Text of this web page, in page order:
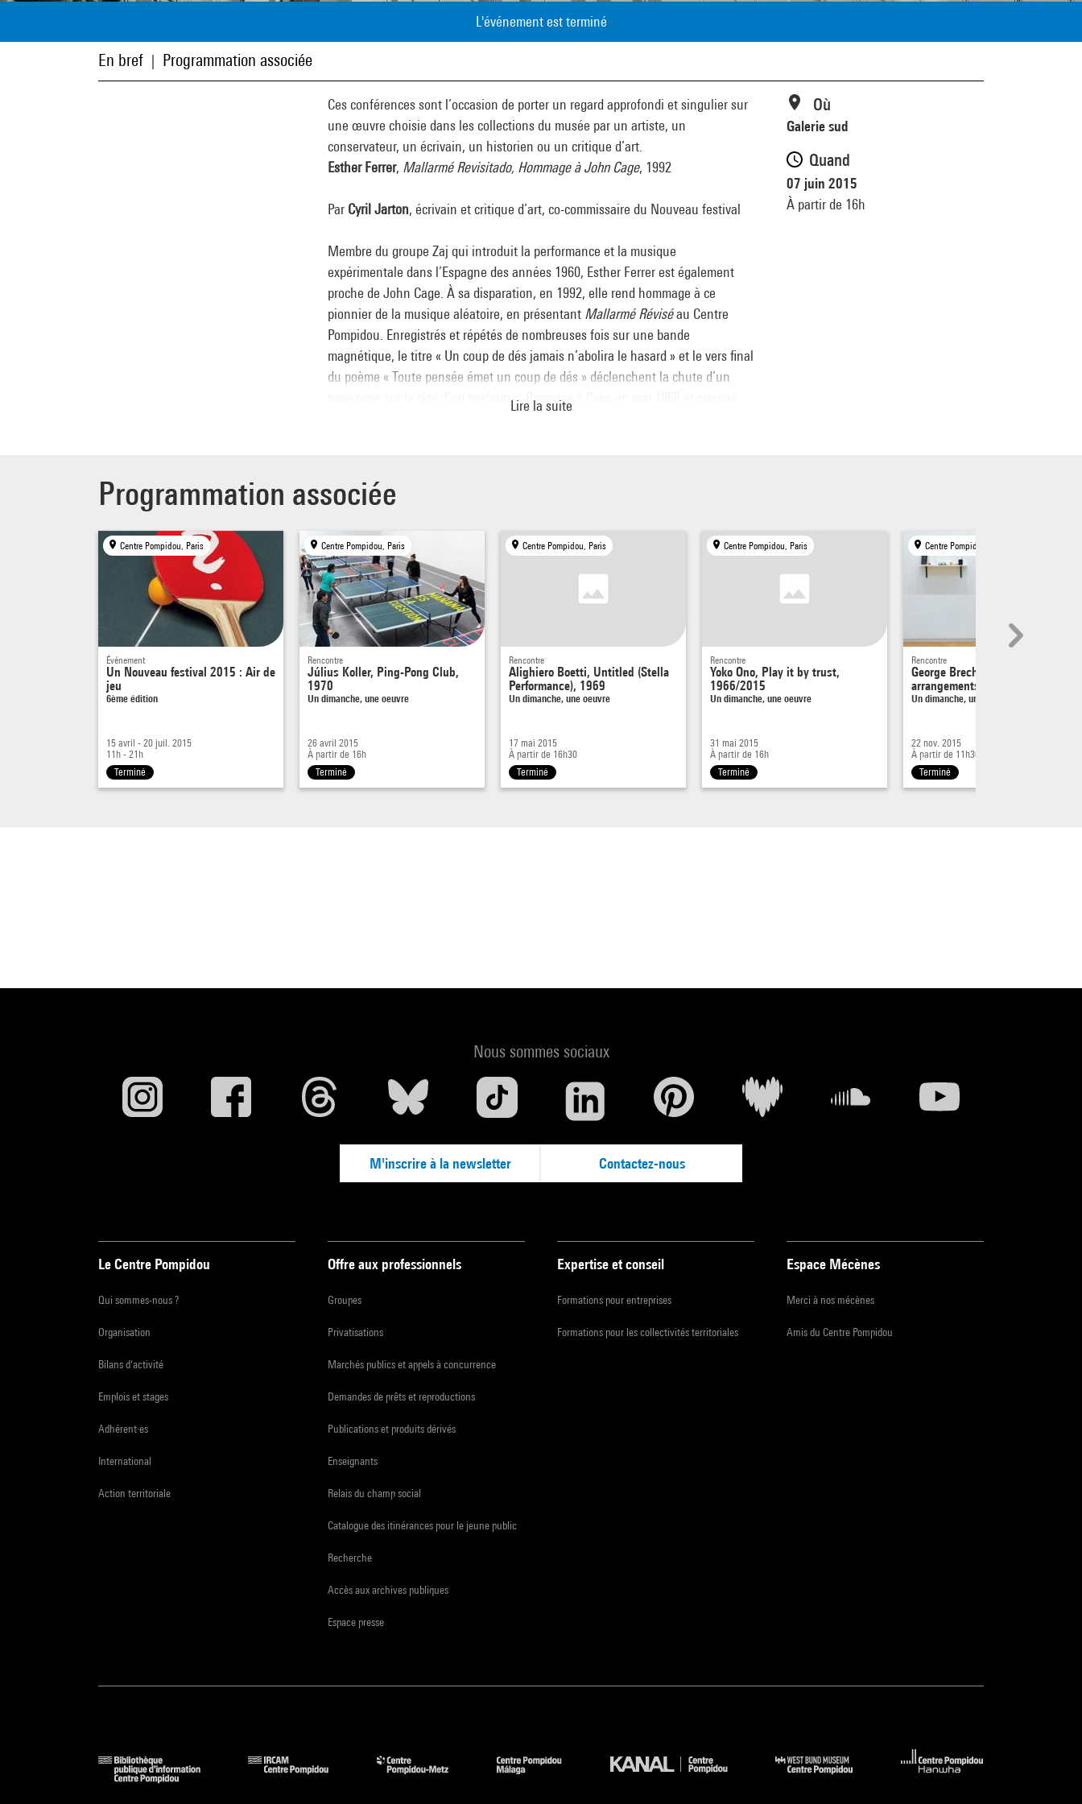
L'événement est terminé
En bref Programmation associée
Ces conférences sont l’occasion de porter un regard approfondi et singulier sur
une œuvre choisie dans les collections du musée par un artiste, un
conservateur, un écrivain, un historien ou un critique d’art.
Esther Ferrer, Mallarmé Revisitado, Hommage à John Cage, 1992
Par Cyril Jarton, écrivain et critique d’art, co-commissaire du Nouveau festival
Membre du groupe Zaj qui introduit la performance et la musique
expérimentale dans l’Espagne des années 1960, Esther Ferrer est également
proche de John Cage. À sa disparation, en 1992, elle rend hommage à ce
pionnier de la musique aléatoire, en présentant Mallarmé Réviséau Centre
Pompidou. Enregistrés et répétés de nombreuses fois sur une bande
magnétique, le titre « Un coup de dés jamais n’abolira le hasard » et le vers final
du poème « Toute pensée émet un coup de dés » déclenchent la chute d’un
pavé posé sur la tête d’un performer. Ramassé à Paris en mai 1968 et marqué
Lire la suite
Où
Galerie sud
Quand
07 juin 2015
À partir de 16h
Programmation associée
Centre Pompidou, Paris
Événement
Un Nouveau festival 2015 : Air de
jeu
6ème édition
15 avril - 20 juil. 2015
11h - 21h
Terminé
Centre Pompidou, Paris
Rencontre
Július Koller, Ping-Pong Club,
1970
Un dimanche, une oeuvre
26 avril 2015
À partir de 16h
Terminé
Centre Pompidou, Paris
Rencontre
Alighiero Boetti, Untitled (Stella
Performance), 1969
Un dimanche, une oeuvre
17 mai 2015
À partir de 16h30
Terminé
Centre Pompidou, Paris
Rencontre
Yoko Ono, Play it by trust,
1966/2015
Un dimanche, une oeuvre
31 mai 2015
À partir de 16h
Terminé
Centre Pompidou, Paris
Rencontre
George Brecht, Three
arrangements, 1962-1973
Un dimanche, une oeuvre
22 nov. 2015
À partir de 11h30
Terminé
Nous sommes sociaux
M'inscrire à la newsletter Contactez-nous
Le Centre Pompidou
Qui sommes-nous ?
Organisation
Bilans d'activité
Emplois et stages
Adhérent·es
International
Action territoriale
Offre aux professionnels
Groupes
Privatisations
Marchés publics et appels à concurrence
Demandes de prêts et reproductions
Publications et produits dérivés
Enseignants
Relais du champ social
Catalogue des itinérances pour le jeune public
Recherche
Accès aux archives publiques
Espace presse
Expertise et conseil
Formations pour entreprises
Formations pour les collectivités territoriales
Espace Mécènes
Merci à nos mécènes
Amis du Centre Pompidou